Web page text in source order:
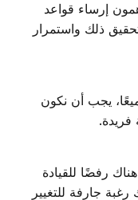
إرساء قواعد
ذلك واستمرار
يجب أن نكون
فريدة.
رفضًا للقيادة
جارفة للتغيير